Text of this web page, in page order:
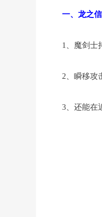
一、龙之
1、魔剑士
2、瞬移攻
3、还能在